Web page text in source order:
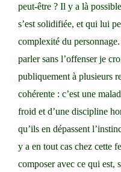
peut-être ? Il y a là
s’est solidifiée, et qui lui
complexité du
parler sans l’offenser je
publiquement à plusieurs
cohérente : c’est une
froid et d’une discipline
qu’ils en dépassent
y a en tout cas chez cette
composer avec ce qui est,